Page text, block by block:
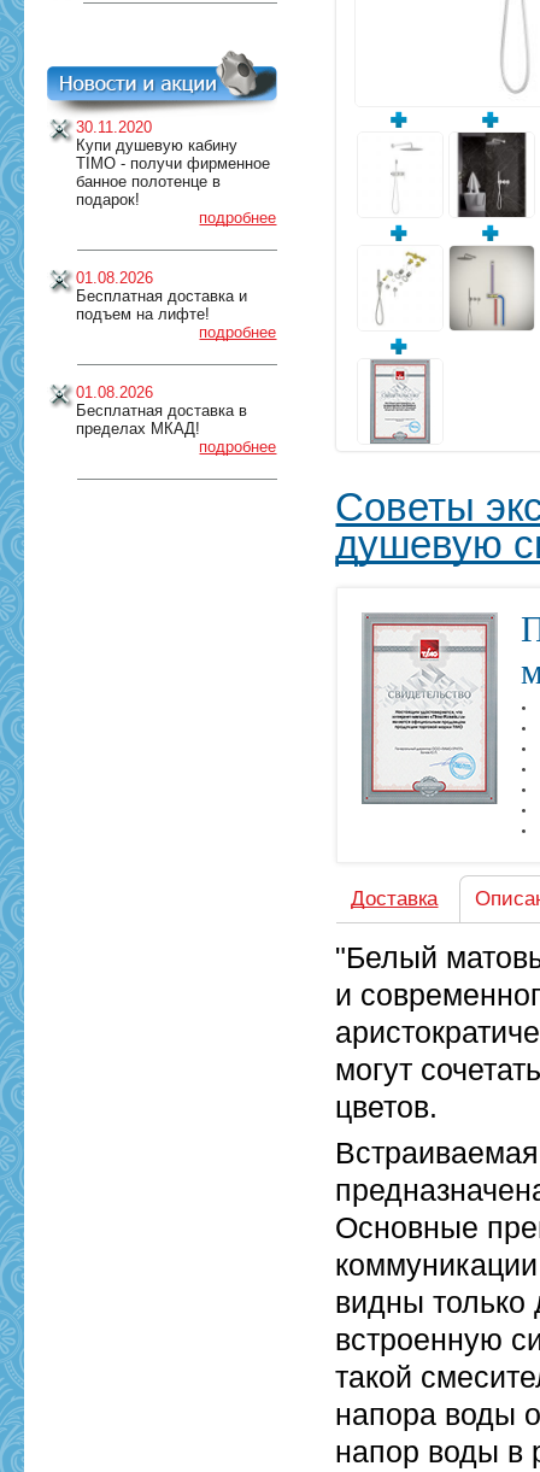
30.11.2020
Купи душевую кабину
TIMO - получи фирменное
банное полотенце в
подарок!
подробнее
01.08.2026
Бесплатная доставка и
подъем на лифте!
подробнее
01.08.2026
Бесплатная доставка в
пределах МКАД!
подробнее
Советы
душевую
Доставка
"Белый
и
могут
цветов.
Основные
видны только
встроенную
такой
напора воды
напор воды в